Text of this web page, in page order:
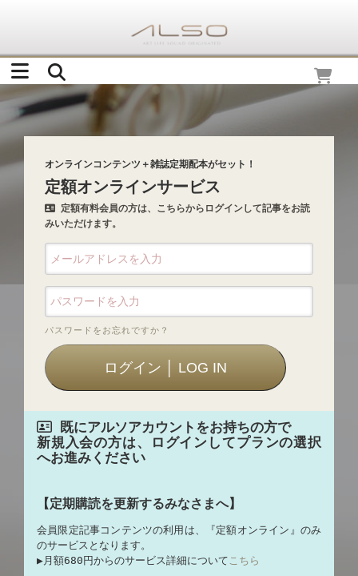
オンラインコンテンツ＋雑誌定期配本がセット！
定額オンラインサービス
定額有料会員の方は、こちらからログインして記事をお読
みいただけます。
パスワードをお忘れですか？
既にアルソアカウントをお持ちの方で
新規入会の方は、ログインしてプランの選択
へお進みください
【定期購読を更新するみなさまへ】
会員限定記事コンテンツの利用は、『定額オンライン』のみ
のサービスとなります。
▶︎月額680円からのサービス詳細についてこちら